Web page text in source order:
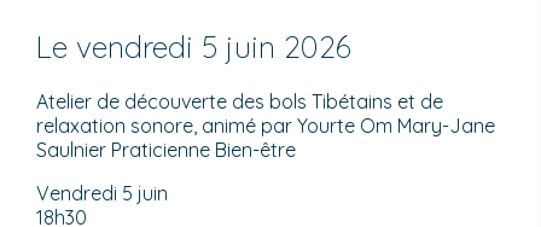
Le vendredi 5 juin 2026
Atelier de découverte des bols Tibétains et de
relaxation sonore, animé par Yourte Om Mary-Jane
Saulnier Praticienne Bien-être
Vendredi 5 juin
18h30